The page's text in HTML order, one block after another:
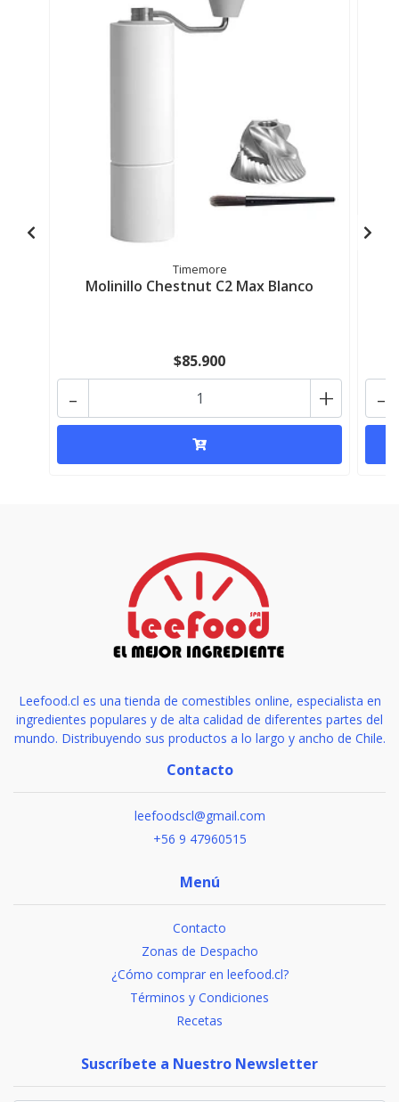
Timemore
Molinillo Chestnut C2 Max Blanco
$85.900
+
- -
Leefood.cl es una tienda de comestibles online, especialista en
ingredientes populares y de alta calidad de diferentes partes del
mundo. Distribuyendo sus productos a lo largo y ancho de Chile.
Contacto
leefoodscl@gmail.com
+56 9 47960515
Menú
Contacto
Zonas de Despacho
¿Cómo comprar en leefood.cl?
Términos y Condiciones
Recetas
Suscríbete a Nuestro Newsletter